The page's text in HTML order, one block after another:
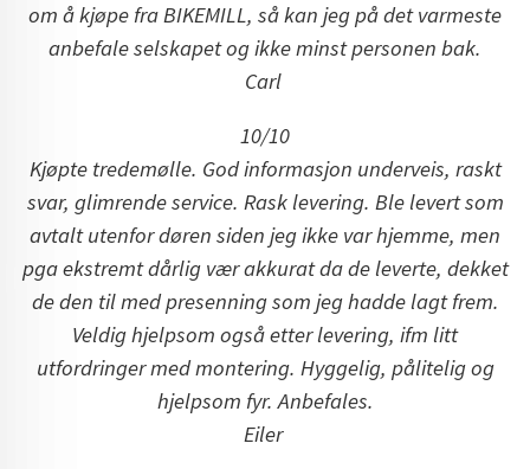
om å kjøpe fra BIKEMILL, så kan jeg på det varmeste
anbefale selskapet og ikke minst personen bak.
Carl
10/10
Kjøpte tredemølle. God informasjon underveis, raskt
svar, glimrende service. Rask levering. Ble levert som
avtalt utenfor døren siden jeg ikke var hjemme, men
pga ekstremt dårlig vær akkurat da de leverte, dekket
de den til med presenning som jeg hadde lagt frem.
Veldig hjelpsom også etter levering, ifm litt
utfordringer med montering. Hyggelig, pålitelig og
hjelpsom fyr. Anbefales.
Eiler